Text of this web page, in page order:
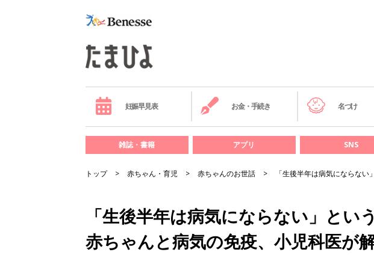
妊娠早見表 お金・手続き 名づけ
雑誌・書籍 アプリ SNS
トップ 赤ちゃん・育児 赤ちゃんのお世話 「生後半年は病気にならな
「生後半年は病気にならない」とい
赤ちゃんと病気の免疫、小児科医が